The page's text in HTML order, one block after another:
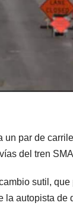
par de
del tren
sutil,
autopista de